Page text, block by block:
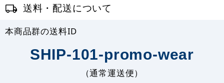
送料・配送について
本商品群の送料ID
SHIP-101-promo-wear
（通常運送便）